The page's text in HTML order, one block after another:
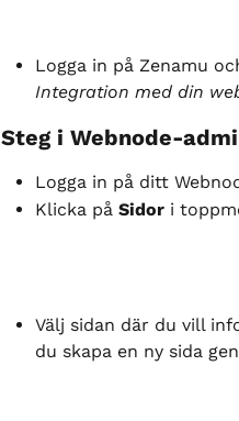
Logga in på Zenamu
Integration med din
Steg i Webnode-
Logga in på ditt
Klicka på Sidor i
Välj sidan där du vill
du skapa en ny sida